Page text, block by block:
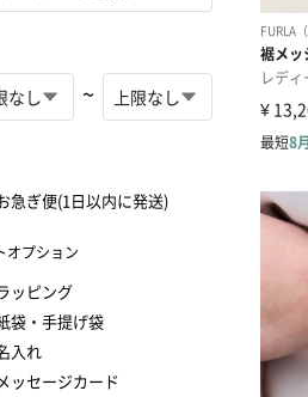
~
急ぎ便(1日以内に発送)
オプション
ッピング
袋・手提げ袋
入れ
ッセージカード